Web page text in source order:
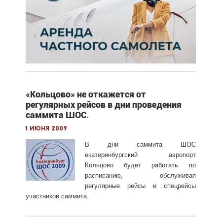
«Кольцово» не откажется от
регулярных рейсов в дни проведения
саммита ШОС.
1 июня 2009
В дни саммита ШОС
екатеринбургский аэропорт
Кольцово будет работать по
расписанию, обслуживая
регулярные рейсы и спецрейсы
участников саммита.